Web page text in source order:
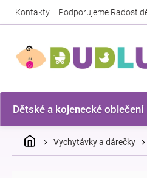
Kontakty Podporujeme Radost
Dětské a kojenecké oblečení
DomůVychytávky a dárečky